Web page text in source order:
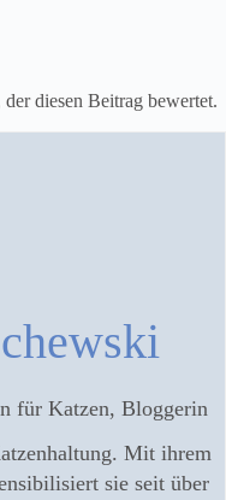
diesen Beitrag bewertet.
für Katzen, Bloggerin
Mit ihrem
sie seit über